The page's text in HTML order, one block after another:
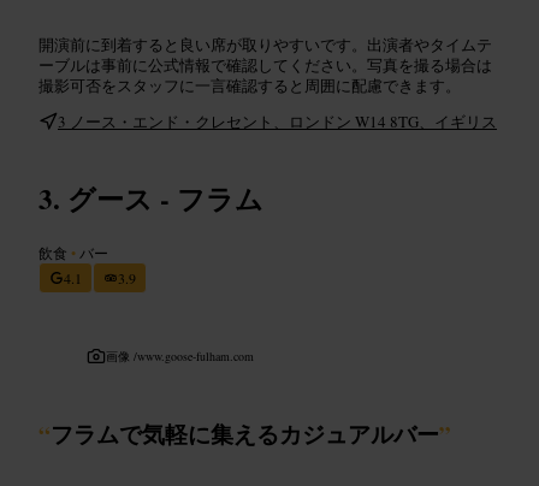
開演前に到着すると良い席が取りやすいです。出演者やタイムテ
ーブルは事前に公式情報で確認してください。写真を撮る場合は
撮影可否をスタッフに一言確認すると周囲に配慮できます。
3 ノース・エンド・クレセント、ロンドン W14 8TG、イギリス
グース - フラム
飲食 • バー
4.1
3.9
画像 /www.goose-fulham.com
“フラムで気軽に集えるカジュアルバー”